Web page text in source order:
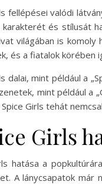
fellépései valódi
és stílusát
világában is komoly
és a fiatalok körében
dalai, mint például a
mint például a
Girls tehát
Girls
hatása a
A lánycsapatok már